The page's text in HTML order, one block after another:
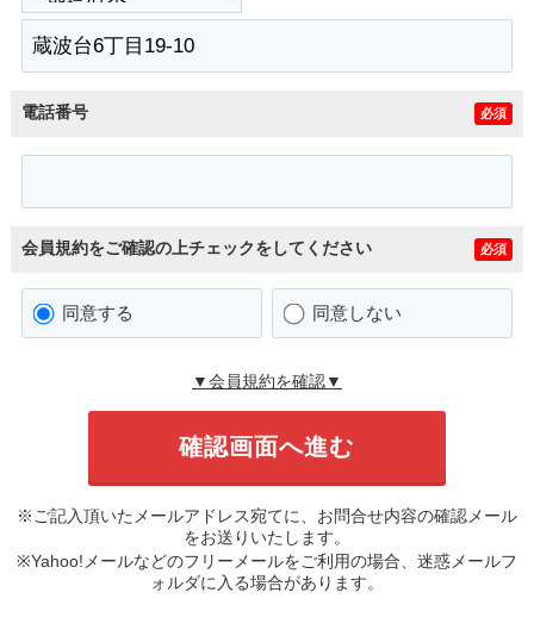
電話番号 必須
会員規約をご確認の上チェックをしてください 必須
同意する 同意しない
▼会員規約を確認▼
※ご記入頂いたメールアドレス宛てに、お問合せ内容の確認メール
をお送りいたします。
※Yahoo!メールなどのフリーメールをご利用の場合、迷惑メールフ
ォルダに入る場合があります。